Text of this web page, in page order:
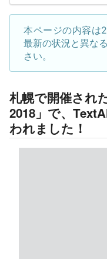
本ページの内容は
最新の状況と異な
さい。
札幌で開催され
2018」で、
われました！